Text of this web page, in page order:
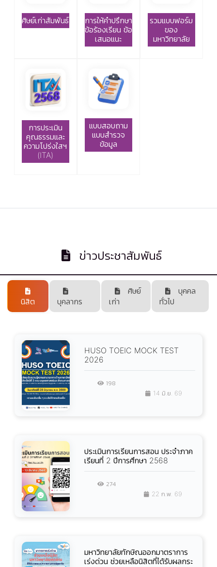
ศิษย์เก่าสัมพันธ์
การให้คำปรึกษา
ข้อร้องเรียน ข้อ
เสนอแนะ
รวมแบบฟอร์ม
ของ
มหาวิทยาลัย
การประเมิน
คุณธรรมและ
ความโปร่งใสฯ
(ITA)
แบบสอบถาม
แบบสำรวจ
ข้อมูล
ข่าวประชาสัมพันธ์
นิสิต บุคลากร
ศิษย์
เก่า
บุคคล
ทั่วไป
HUSO TOEIC MOCK TEST
2026
198
14 มิ.ย. 69
ประเมินการเรียนการสอน ประจำภาค
เรียนที่ 2 ปีการศึกษา 2568
274
22 ก.พ. 69
มหาวิทยาลัยทักษิณออกมาตราการ
เร่งด่วน ช่วยเหลือนิสิตที่ได้รับผลกระ